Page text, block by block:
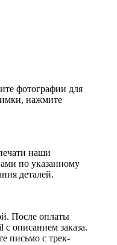
фотографии для
нажмите
наши
по указанному
деталей.
После оплаты
описанием заказа.
письмо с трек-